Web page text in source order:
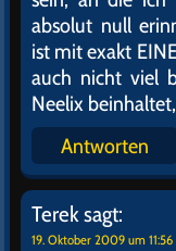
absolut null
ist mit exakt
auch nicht viel
Neelix
Antworten
Tereksagt:
19. Oktober 2009 um